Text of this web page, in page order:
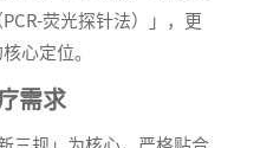
荧光探针法）」，更
心定位。
需求